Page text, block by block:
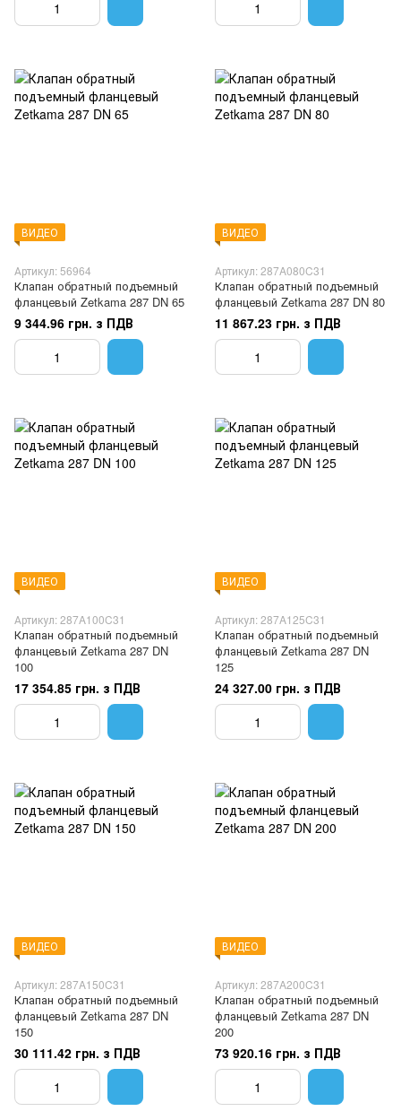
ВИДЕО
Артикул: 56964
Клапан обратный подъемный
фланцевый Zetkama 287 DN 65
9 344.96 грн. з ПДВ
ВИДЕО
Артикул: 287A080C31
Клапан обратный подъемный
фланцевый Zetkama 287 DN 80
11 867.23 грн. з ПДВ
ВИДЕО
Артикул: 287A100C31
Клапан обратный подъемный
фланцевый Zetkama 287 DN
100
17 354.85 грн. з ПДВ
ВИДЕО
Артикул: 287A125C31
Клапан обратный подъемный
фланцевый Zetkama 287 DN
125
24 327.00 грн. з ПДВ
ВИДЕО
Артикул: 287A150C31
Клапан обратный подъемный
фланцевый Zetkama 287 DN
150
30 111.42 грн. з ПДВ
ВИДЕО
Артикул: 287A200C31
Клапан обратный подъемный
фланцевый Zetkama 287 DN
200
73 920.16 грн. з ПДВ